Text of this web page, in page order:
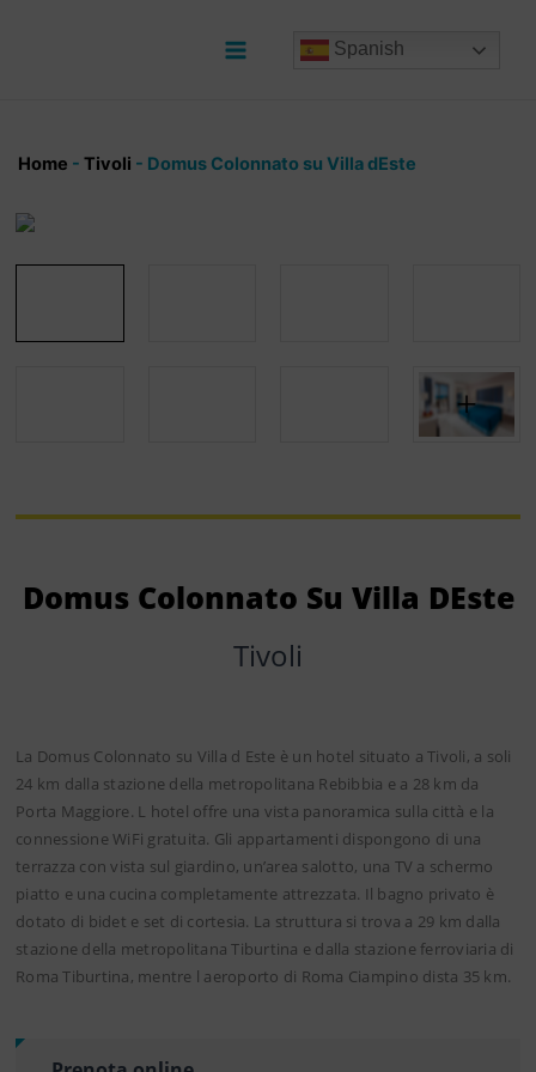
Spanish
Home - Tivoli - Domus Colonnato su Villa dEste
Domus Colonnato Su Villa DEste
Tivoli
La Domus Colonnato su Villa d Este è un hotel situato a Tivoli, a soli
24 km dalla stazione della metropolitana Rebibbia e a 28 km da
Porta Maggiore. L hotel offre una vista panoramica sulla città e la
connessione WiFi gratuita. Gli appartamenti dispongono di una
terrazza con vista sul giardino, un’area salotto, una TV a schermo
piatto e una cucina completamente attrezzata. Il bagno privato è
dotato di bidet e set di cortesia. La struttura si trova a 29 km dalla
stazione della metropolitana Tiburtina e dalla stazione ferroviaria di
Roma Tiburtina, mentre l aeroporto di Roma Ciampino dista 35 km.